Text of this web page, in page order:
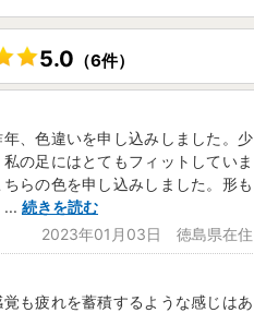
5.0 （6件）
、色違いを申し込みしました。少
の足にはとてもフィットしていま
らの色を申し込みしました。形も
... 続きを読む
2023年01月03日 徳島県在住
も疲れを蓄積するような感じはあ